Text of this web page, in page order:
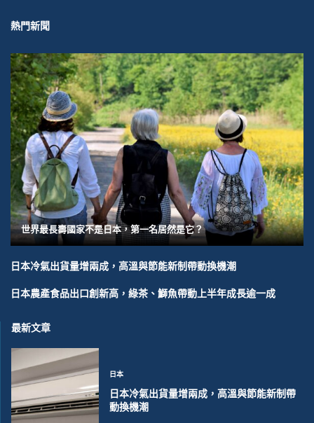
熱門新聞
世界最長壽國家不是日本，第一名居然是它？
日本冷氣出貨量增兩成，高溫與節能新制帶動換機潮
日本農產食品出口創新高，綠茶、鰤魚帶動上半年成長逾一成
最新文章
日本
日本冷氣出貨量增兩成，高溫與節能新制帶
動換機潮